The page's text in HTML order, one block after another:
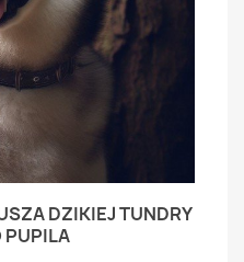
DZIKIEJ TUNDRY
PUPILA